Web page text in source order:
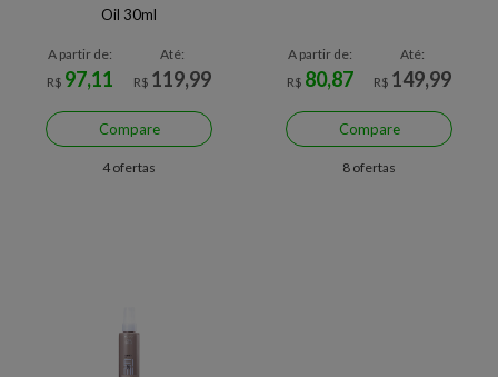
Oil 30ml
A partir de:
R$ 97,11
Até:
R$ 119,99
Compare
4 ofertas
A partir de:
R$ 80,87
Até:
R$ 149,99
Compare
8 ofertas